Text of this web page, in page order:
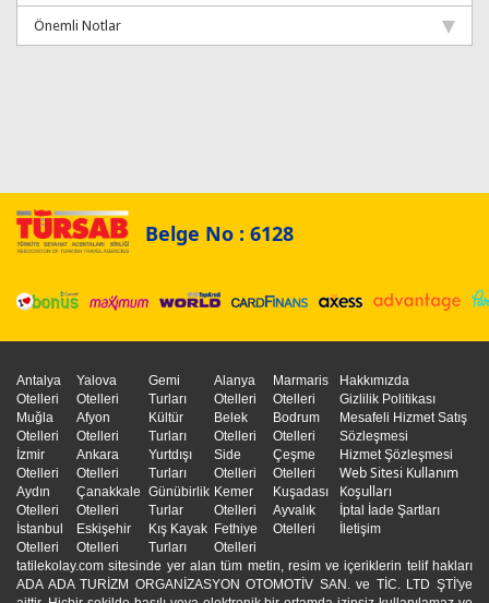
Önemli Notlar
Belge No : 6128
Antalya
Otelleri
Muğla
Otelleri
İzmir
Otelleri
Aydın
Otelleri
İstanbul
Otelleri
Yalova
Otelleri
Afyon
Otelleri
Ankara
Otelleri
Çanakkale
Otelleri
Eskişehir
Otelleri
Gemi
Turları
Kültür
Turları
Yurtdışı
Turları
Günübirlik
Turlar
Kış Kayak
Turları
Alanya
Otelleri
Belek
Otelleri
Side
Otelleri
Kemer
Otelleri
Fethiye
Otelleri
Marmaris
Otelleri
Bodrum
Otelleri
Çeşme
Otelleri
Kuşadası
Ayvalık
Otelleri
Hakkımızda
Gizlilik Politikası
Mesafeli Hizmet Satış
Sözleşmesi
Hizmet Şözleşmesi
Web Sitesi Kullanım
Koşulları
İptal İade Şartları
İletişim
tatilekolay.com sitesinde yer alan tüm metin, resim ve içeriklerin telif hakları
ADA ADA TURİZM ORGANİZASYON OTOMOTİV SAN. ve TİC. LTD ŞTİ'ye